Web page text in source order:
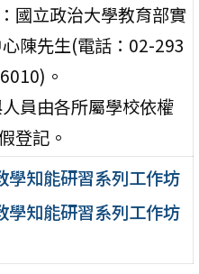
國立政治大學教育部實
陳先生(電話：02-293
。
員由各所屬學校依權
登記。
學知能研習系列工作坊
學知能研習系列工作坊